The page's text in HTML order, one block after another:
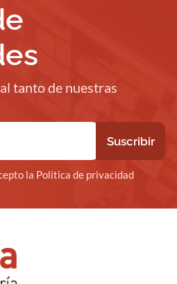
tanto de nuestras
la Política de privacidad